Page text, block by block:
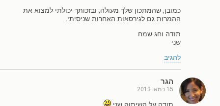
כמובן, שהמתכון שלך מעולה, ובזכותך יכולתי למצוא את
ההמרות גם לגירסאות האחרות שניסיתי.
תודה וחג שמח
שני
להגיב
הגר
15 במאי 2013